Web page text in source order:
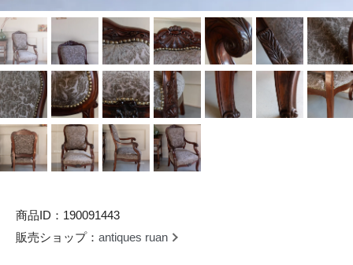
商品ID：190091443
販売ショップ： antiques ruan